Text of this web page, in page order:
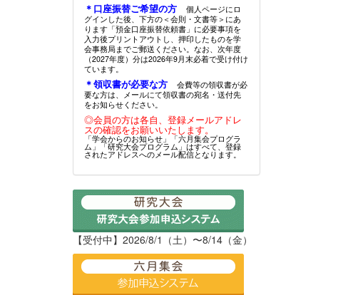
＊口座振替ご希望の方
個人ページにロ
グインした後、下方の＜会則・文書等＞にあ
ります「預金口座振替依頼書」に必要事項を
入力後プリントアウトし、押印したものを学
会事務局までご郵送ください。なお、次年度
（2027年度）分は2026年9月末必着で受け付け
ています。
＊領収書が必要な方
会費等の領収書が必
要な方は、メールにて領収書の宛名・送付先
をお知らせください。
◎会員の方は各自、登録メールアドレ
スの確認をお願いいたします。
「学会からのお知らせ」「六月集会プログラ
ム」「研究大会プログラム」はすべて、登録
されたアドレスへのメール配信となります。
【受付中】2026/8/1（土）〜8/14（金）